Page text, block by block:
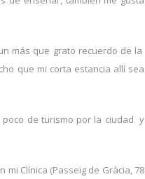
más que grato recuerdo de la
que mi corta estancia allí sea
poco de turismo por la ciudad y
Clínica (Passeig de Gràcia, 78